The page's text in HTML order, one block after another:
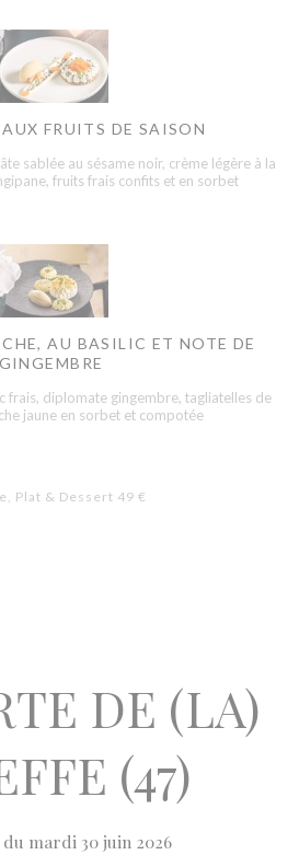
FRUITS DE SAISON
sablée au sésame noir, crème légère à la
fruits frais confits et en sorbet
AU BASILIC ET NOTE DE
GINGEMBRE
frais, diplomate gingembre, tagliatelles de
jaune en sorbet et compotée
Plat & Dessert 49 €
DE (LA)
(47)
mardi 30 juin 2026